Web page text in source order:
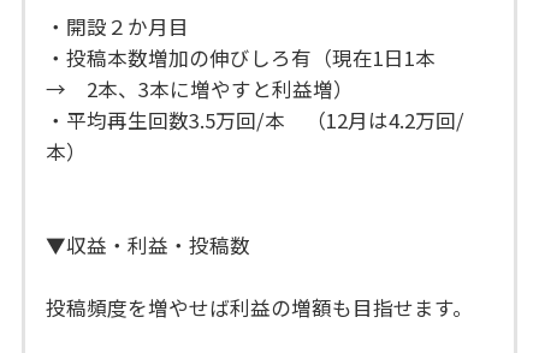
・開設２か月目
・投稿本数増加の伸びしろ有（現在1日1本
→ 2本、3本に増やすと利益増）
・平均再生回数3.5万回/本 （12月は4.2万回/
本）
▼収益・利益・投稿数
投稿頻度を増やせば利益の増額も目指せます。